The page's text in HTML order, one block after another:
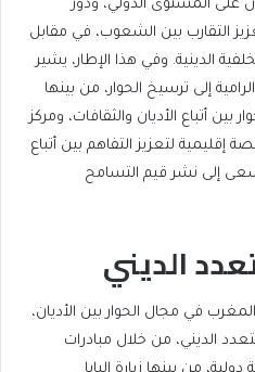
على المستوى الدولي، ودور
التقارب بين الشعوب، في مقابل
الدينية. وفي هذا الإطار، يشير
إلى ترسيخ الحوار، من بينها
بين أتباع الأديان والثقافات، ومركز
إقليمية لتعزيز التفاهم بين أتباع
إلى نشر قيم التسامح
الديني
في مجال الحوار بين الأديان،
الديني، من خلال مبادرات